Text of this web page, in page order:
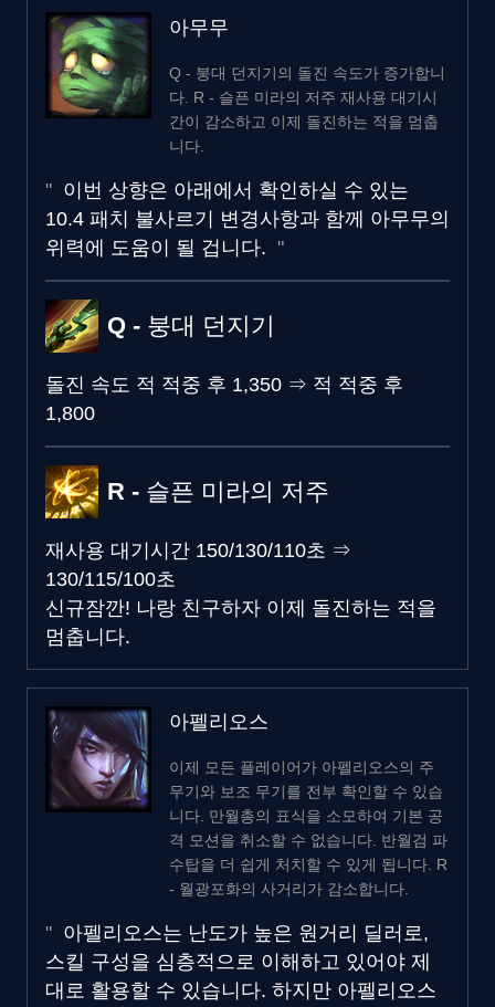
아무무
Q - 붕대 던지기의 돌진 속도가 증가합니
다. R - 슬픈 미라의 저주 재사용 대기시
간이 감소하고 이제 돌진하는 적을 멈춥
니다.
이번 상향은 아래에서 확인하실 수 있는
10.4 패치 불사르기 변경사항과 함께 아무무의
위력에 도움이 될 겁니다.
Q - 붕대 던지기
돌진 속도 적 적중 후 1,350 ⇒ 적 적중 후
1,800
R - 슬픈 미라의 저주
재사용 대기시간 150/130/110초 ⇒
130/115/100초
신규잠깐! 나랑 친구하자 이제 돌진하는 적을
멈춥니다.
아펠리오스
이제 모든 플레이어가 아펠리오스의 주
무기와 보조 무기를 전부 확인할 수 있습
니다. 만월총의 표식을 소모하여 기본 공
격 모션을 취소할 수 없습니다. 반월검 파
수탑을 더 쉽게 처치할 수 있게 됩니다. R
- 월광포화의 사거리가 감소합니다.
아펠리오스는 난도가 높은 원거리 딜러로,
스킬 구성을 심층적으로 이해하고 있어야 제
대로 활용할 수 있습니다. 하지만 아펠리오스